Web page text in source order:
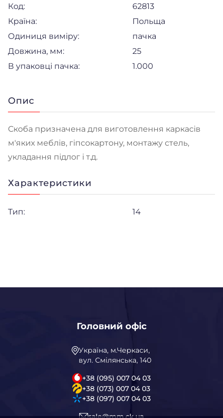
Код:
62813
Країна:
Польща
Одиниця виміру:
пачка
Довжина, мм:
25
В упаковці пачка:
1.000
Опис
Скоба призначена для виготовлення каркасів
м'яких меблів, гіпсокартону, монтажу стель,
укладання підлог і т.д.
Характеристики
Тип: 14
Головний офіс
Україна, м.Черкаси,
вул. Смілянська, 140
+38 (095) 007 04 03
+38 (073) 007 04 03
+38 (097) 007 04 03